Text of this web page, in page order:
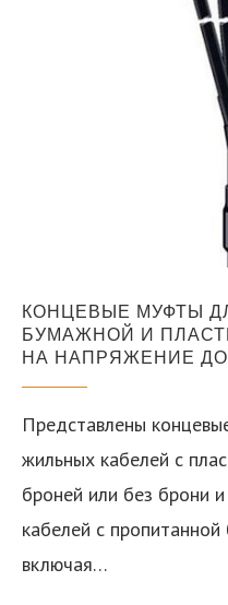
КОНЦЕВЫЕ МУФТЫ
БУМАЖНОЙ И
НА НАПРЯЖЕНИЕ ДО
Представлены
жильных кабелей с
броней или без брони
кабелей с
включая…